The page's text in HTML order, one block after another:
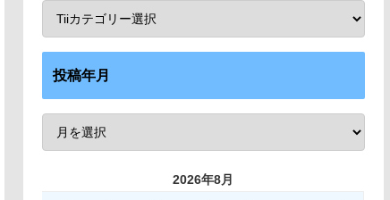
投稿年月
2026年8月